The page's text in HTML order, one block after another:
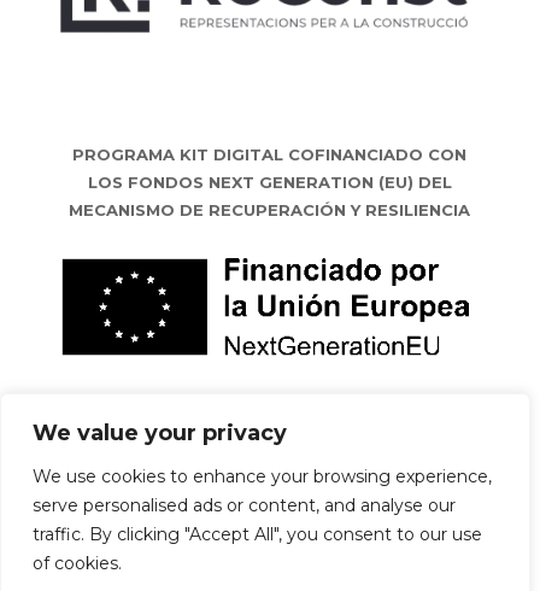
We value your privacy
We use cookies to enhance your browsing experience,
serve personalised ads or content, and analyse our
traffic. By clicking "Accept All", you consent to our use
of cookies.
PROGRAMA KIT DIGITAL COFINANCIADO CON
LOS FONDOS NEXT GENERATION (EU) DEL
MECANISMO DE RECUPERACIÓN Y RESILIENCIA